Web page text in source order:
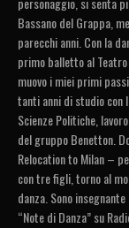
Bassano del Grappa,
parecchi anni. Con la
primo balletto al
muovo i miei primi
tanti anni di studio con
Scienze Politiche,
del gruppo Benetton.
Relocation to Milan –
con tre figli, torno al
danza. Sono
“Note di Danza” su